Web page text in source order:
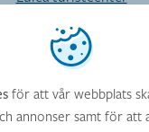
cookies
för att vår webbplats
annonser samt för att
Möten/Privatresor/Press
till Visit Luleå-
Cookies